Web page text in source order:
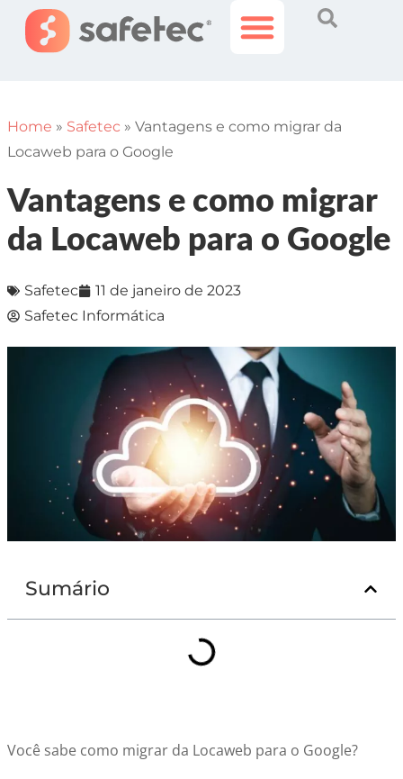
Home » Safetec » Vantagens e como migrar da
Locaweb para o Google
Vantagens e como migrar
da Locaweb para o Google
Safetec
11 de janeiro de 2023
Safetec Informática
Sumário
Você sabe como migrar da Locaweb para o Google?